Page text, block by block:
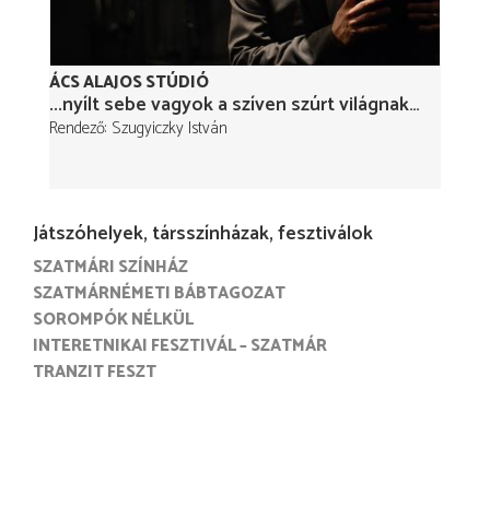
ÁCS ALAJOS STÚDIÓ
...nyílt sebe vagyok a szíven szúrt világnak…
Rendező Szugyiczky István
Játszóhelyek, társszínházak, fesztiválok
SZATMÁRI SZÍNHÁZ
SZATMÁRNÉMETI BÁBTAGOZAT
SOROMPÓK NÉLKÜL
INTERETNIKAI FESZTIVÁL – SZATMÁR
TRANZIT FESZT